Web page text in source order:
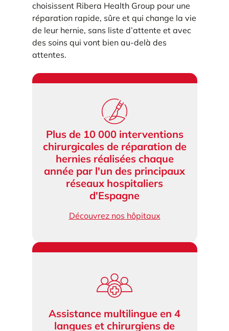
choisissent Ribera Health Group pour une
réparation rapide, sûre et qui change la vie
de leur hernie, sans liste d’attente et avec
des soins qui vont bien au-delà des
attentes.
Plus de 10 000 interventions
chirurgicales de réparation de
hernies réalisées chaque
année par l'un des principaux
réseaux hospitaliers
d'Espagne
Découvrez nos hôpitaux
Assistance multilingue en 4
langues et chirurgiens de